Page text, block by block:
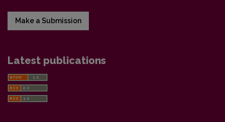
Make a Submission
Latest publications